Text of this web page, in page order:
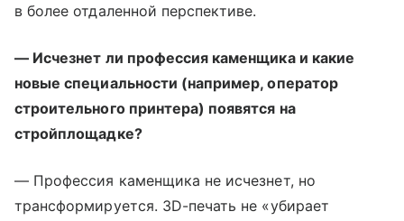
в более отдаленной перспективе.
— Исчезнет ли профессия каменщика и какие
новые специальности (например, оператор
строительного принтера) появятся на
стройплощадке?
— Профессия каменщика не исчезнет, но
трансформируется. 3D-печать не «убирает